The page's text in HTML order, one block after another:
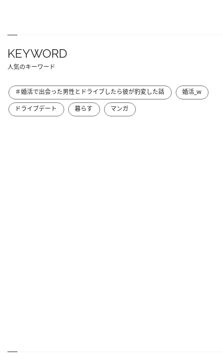
KEYWORD
人気のキーワード
＃婚活で出会った男性とドライブしたら彼が豹変した話
婚活_w
ドライブデート
暮らす マンガ